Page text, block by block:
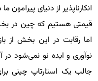
انکارناپذیر از دنیای پیرامون
قیمتی هستیم که چین در
اما رقابت در این بخش از
نوآوری و ایده نو نمی‌شود در
جالب یک استارتاپ چینی